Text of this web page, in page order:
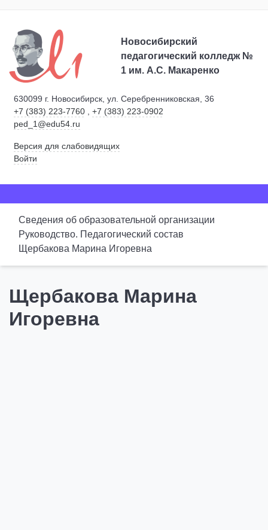
Новосибирский
педагогический колледж №
1 им. А.С. Макаренко
630099 г. Новосибирск, ул. Серебренниковская, 36
+7 (383) 223-7760
+7 (383) 223-0902
ped_1@edu54.ru
Версия для слабовидящих
Войти
Сведения об образовательной организации
Руководство. Педагогический состав
Щербакова Марина Игоревна
Щербакова Марина
Игоревна